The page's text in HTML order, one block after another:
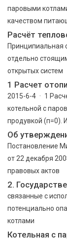
паровыми
качеством
Расчёт
Принципиальная
отдельно
открытых систем
1 Расчет
2015-6-4 · 1
котельной с
продувкой (п=0).
Об
Постановление
от 22 декабря
правовых актов
2.
связанные с
потенциально
котлами
Котельная с